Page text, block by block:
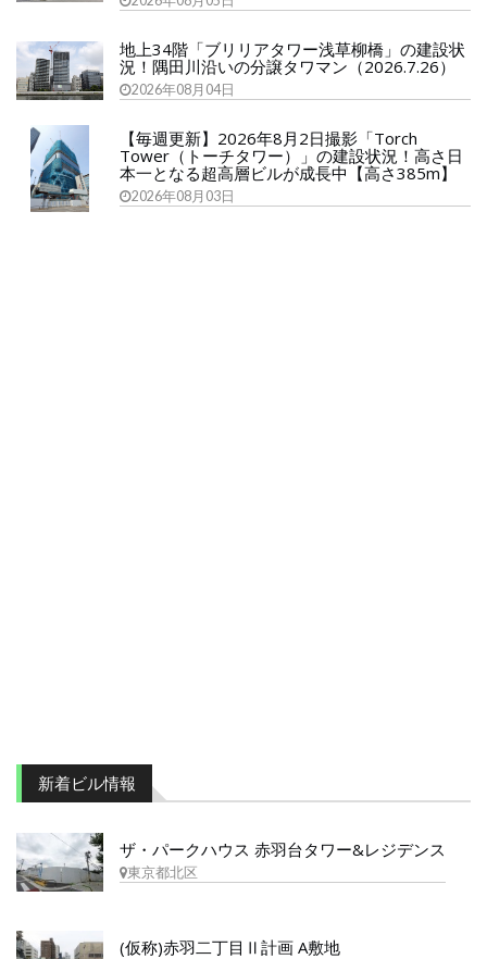
地上34階「ブリリアタワー浅草柳橋」の建設状
況！隅田川沿いの分譲タワマン（2026.7.26）
2026年08月04日
【毎週更新】2026年8月2日撮影「Torch
Tower（トーチタワー）」の建設状況！高さ日
本一となる超高層ビルが成長中【高さ385m】
2026年08月03日
新着ビル情報
ザ・パークハウス 赤羽台タワー&レジデンス
東京都北区
(仮称)赤羽二丁目Ⅱ計画 A敷地